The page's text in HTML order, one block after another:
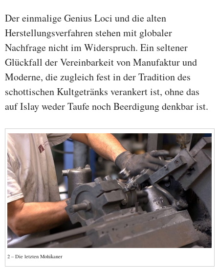
Der einmalige Genius Loci und die alten
Herstellungsverfahren stehen mit globaler
Nachfrage nicht im Widerspruch. Ein seltener
Glückfall der Vereinbarkeit von Manufaktur und
Moderne, die zugleich fest in der Tradition des
schottischen Kultgetränks verankert ist, ohne das
auf Islay weder Taufe noch Beerdigung denkbar ist.
2 – Die letzten Mohikaner